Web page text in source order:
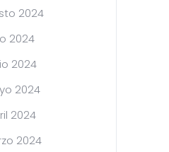
2024
2024
2024
2024
2024
2024